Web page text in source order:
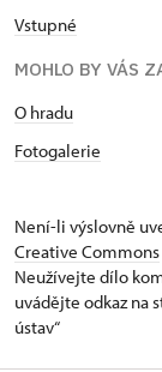
Vstupné
MOHLO BY VÁS
O hradu
Fotogalerie
Není-li výslovně
Creative Commons
Neužívejte dílo
uvádějte odkaz na
ústav“